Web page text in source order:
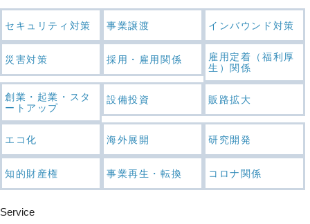
セキュリティ対策 事業譲渡 インバウンド対策
災害対策 採用・雇用関係
雇用定着（福利厚
生）関係
創業・起業・スタ
ートアップ
設備投資 販路拡大
エコ化 海外展開 研究開発
知的財産権 事業再生・転換 コロナ関係
Service